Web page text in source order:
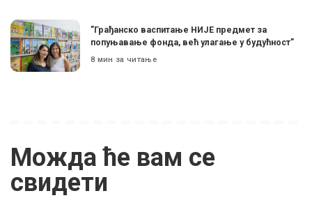
”Грађанско васпитање НИЈЕ предмет за
попуњавање фонда, већ улагање у будућност”
8 мин за читање
Можда ће вам се
свидети